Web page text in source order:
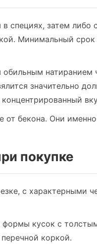
специях, затем либо
Минимальный
обильным
значительно
от бекона. Они именно
покупке
с характерными
формы кусок с
коркой.